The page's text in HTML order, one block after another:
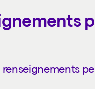
renseignements